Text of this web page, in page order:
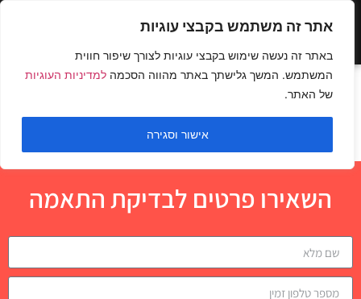
אתר זה משתמש בקבצי עוגיות
באתר זה נעשה שימוש בקבצי עוגיות לצורך שיפור חווית
המשתמש. המשך גלישתך באתר מהווה הסכמה למדיניות העוגיות
של האתר.
אישור וסגירה
פשיטה עם משקולות
מעל הראש
השאירו פרטים לבדיקת התאמה